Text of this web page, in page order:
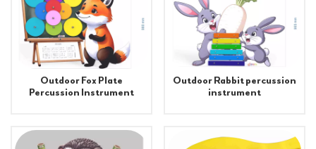
Outdoor Fox Plate
Percussion Instrument
Outdoor Rabbit percussion
instrument